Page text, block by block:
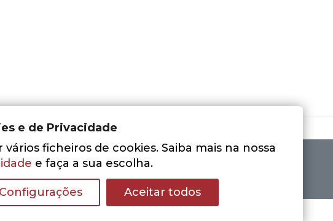
Nenhum resultado encontrado.
e de Privacidade
vários ficheiros de cookies. Saiba mais na nossa
e faça a sua escolha.
Configurações Aceitar todos